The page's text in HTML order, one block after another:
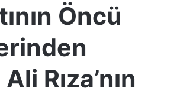
Öncü
Rıza’nın